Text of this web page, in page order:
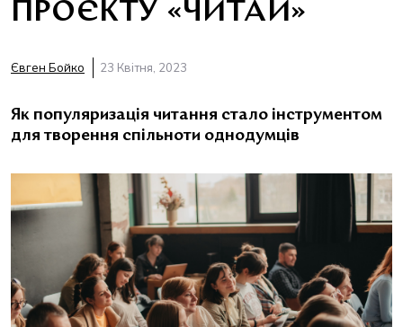
ПРОЄКТУ «ЧИТАЙ»
Євген Бойко 23 Квітня, 2023
Як популяризація читання стало інструментом
для творення спільноти однодумців